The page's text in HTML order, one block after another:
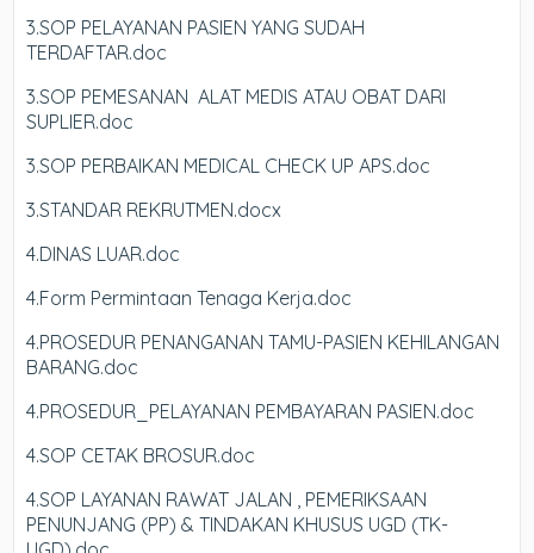
3.SOP PELAYANAN PASIEN YANG SUDAH
TERDAFTAR.doc
3.SOP PEMESANAN ALAT MEDIS ATAU OBAT DARI
SUPLIER.doc
3.SOP PERBAIKAN MEDICAL CHECK UP APS.doc
3.STANDAR REKRUTMEN.docx
4.DINAS LUAR.doc
4.Form Permintaan Tenaga Kerja.doc
4.PROSEDUR PENANGANAN TAMU-PASIEN KEHILANGAN
BARANG.doc
4.PROSEDUR_PELAYANAN PEMBAYARAN PASIEN.doc
4.SOP CETAK BROSUR.doc
4.SOP LAYANAN RAWAT JALAN , PEMERIKSAAN
PENUNJANG (PP) & TINDAKAN KHUSUS UGD (TK-